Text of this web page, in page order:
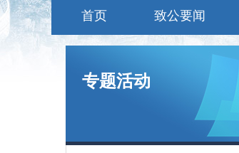
首页 致公要闻
专题活动